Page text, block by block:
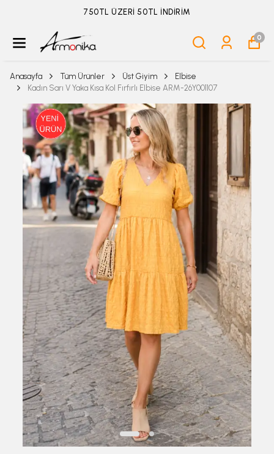
ÜYELİKSİZ SİPARİŞ İADE TALEBİ İÇİN TIKLA
0
Anasayfa Tüm Ürünler Üst Giyim
Elbise
Kadın Sarı V Yaka Kısa Kol Fırfırlı Elbise ARM-26Y001107